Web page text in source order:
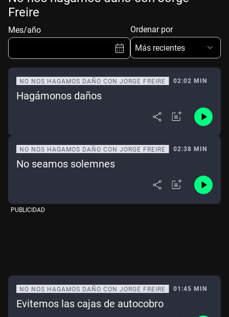
Freire
Mes/año
Ene
Sep Oct Nov Dic
Ordenar por
Más recientes
NO NOS HAGAMOS DAÑO CON JORGE FREIRE 02:02 MIN
Hagámonos daños
NO NOS HAGAMOS DAÑO CON JORGE FREIRE 02:38 MIN
No seamos solemnes
PUBLICIDAD
NO NOS HAGAMOS DAÑO CON JORGE FREIRE 01:45 MIN
Evitemos las cajas de autocobro